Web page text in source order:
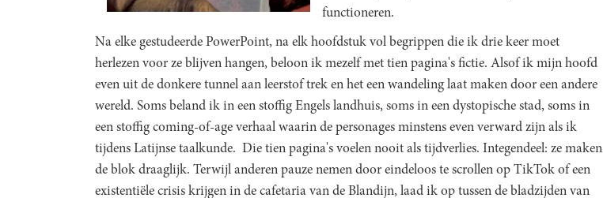
functioneren.
Na elke gestudeerde PowerPoint, na elk hoofdstuk vol begrippen die ik drie keer moet
herlezen voor ze blijven hangen, beloon ik mezelf met tien pagina's fictie. Alsof ik mijn hoofd
even uit de donkere tunnel aan leerstof trek en het een wandeling laat maken door een andere
wereld. Soms beland ik in een stoffig Engels landhuis, soms in een dystopische stad, soms in
een stoffig coming-of-age verhaal waarin de personages minstens even verward zijn als ik
tijdens Latijnse taalkunde. Die tien pagina's voelen nooit als tijdverlies. Integendeel: ze maken
de blok draaglijk. Terwijl anderen pauze nemen door eindeloos te scrollen op TikTok of een
existentiële crisis krijgen in de cafetaria van de Blandijn, laad ik op tussen de bladzijden van